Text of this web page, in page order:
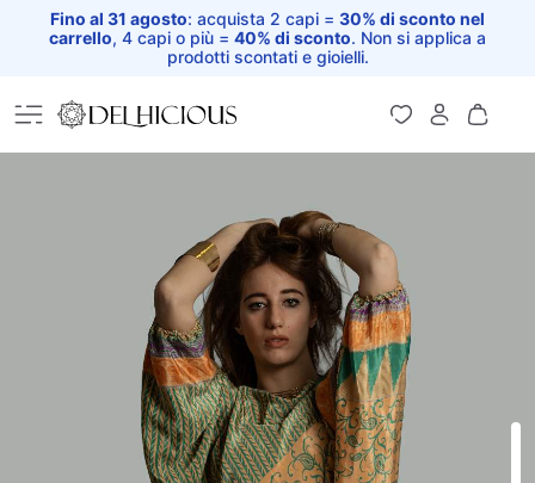
Fino al 31 agosto: acquista 2 capi = 30% di sconto nel
carrello, 4 capi o più = 40% di sconto. Non si applica a
prodotti scontati e gioielli.
Home